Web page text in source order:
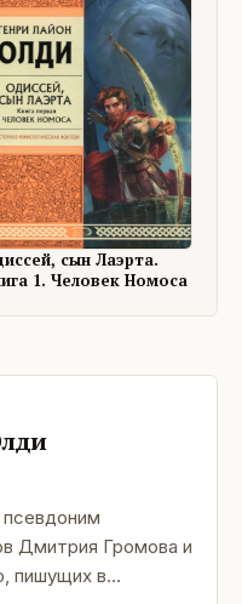
сын Лаэрта.
1. Человек Номоса
Дмитрия Громова и
пишущих в